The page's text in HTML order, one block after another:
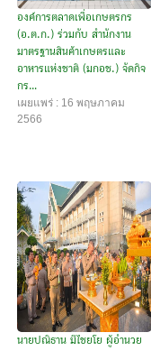
องค์การตลาดเพื่อเกษตรกร
(อ.ต.ก.) ร่วมกับ สำนักงาน
มาตรฐานสินค้าเกษตรและ
อาหารแห่งชาติ (มกอช.) จัดกิจ
กร...
เผยแพร่ : 16 พฤษภาคม
2566
นายปณิธาน มีไชยโย ผู้อำนวย